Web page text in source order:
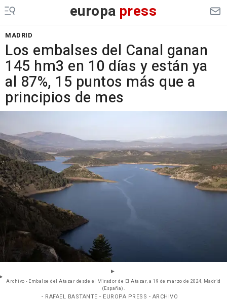
europa press
MADRID
Los embalses del Canal ganan
145 hm3 en 10 días y están ya
al 87%, 15 puntos más que a
principios de mes
Archivo - Embalse del Atazar desde el Mirador de El Atazar, a 19 de marzo de 2024, Madrid
(España).
- RAFAEL BASTANTE - EUROPA PRESS - ARCHIVO